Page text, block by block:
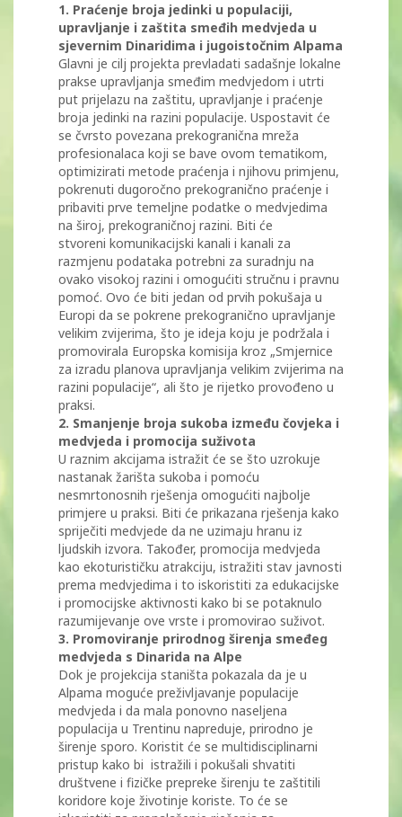
1. Praćenje broja jedinki u populaciji,
upravljanje i zaštita smeđih medvjeda u
sjevernim Dinaridima i jugoistočnim Alpama
Glavni je cilj projekta prevladati sadašnje lokalne
prakse upravljanja smeđim medvjedom i utrti
put prijelazu na zaštitu, upravljanje i praćenje
broja jedinki na razini populacije. Uspostavit će
se čvrsto povezana prekogranična mreža
profesionalaca koji se bave ovom tematikom,
optimizirati metode praćenja i njihovu primjenu,
pokrenuti dugoročno prekogranično praćenje i
pribaviti prve temeljne podatke o medvjedima
na široj, prekograničnoj razini. Biti će
stvoreni komunikacijski kanali i kanali za
razmjenu podataka potrebni za suradnju na
ovako visokoj razini i omogućiti stručnu i pravnu
pomoć. Ovo će biti jedan od prvih pokušaja u
Europi da se pokrene prekogranično upravljanje
velikim zvijerima, što je ideja koju je podržala i
promovirala Europska komisija kroz „Smjernice
za izradu planova upravljanja velikim zvijerima na
razini populacije“, ali što je rijetko provođeno u
praksi.
2. Smanjenje broja sukoba između čovjeka i
medvjeda i promocija suživota
U raznim akcijama istražit će se što uzrokuje
nastanak žarišta sukoba i pomoću
nesmrtonosnih rješenja omogućiti najbolje
primjere u praksi. Biti će prikazana rješenja kako
spriječiti medvjede da ne uzimaju hranu iz
ljudskih izvora. Također, promocija medvjeda
kao ekoturističku atrakciju, istražiti stav javnosti
prema medvjedima i to iskoristiti za edukacijske
i promocijske aktivnosti kako bi se potaknulo
razumijevanje ove vrste i promovirao suživot.
3. Promoviranje prirodnog širenja smeđeg
medvjeda s Dinarida na Alpe
Dok je projekcija staništa pokazala da je u
Alpama moguće preživljavanje populacije
medvjeda i da mala ponovno naseljena
populacija u Trentinu napreduje, prirodno je
širenje sporo. Koristit će se multidisciplinarni
pristup kako bi istražili i pokušali shvatiti
društvene i fizičke prepreke širenju te zaštitili
koridore koje životinje koriste. To će se